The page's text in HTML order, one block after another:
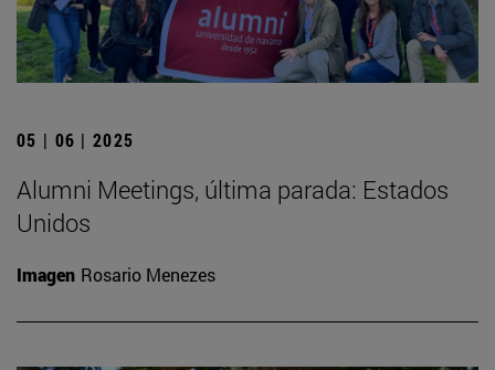
05 | 06 | 2025
Alumni Meetings, última parada: Estados
Unidos
Imagen Rosario Menezes